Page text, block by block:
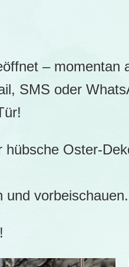
– momentan
SMS oder
hübsche Oster-
und vorbeischauen.